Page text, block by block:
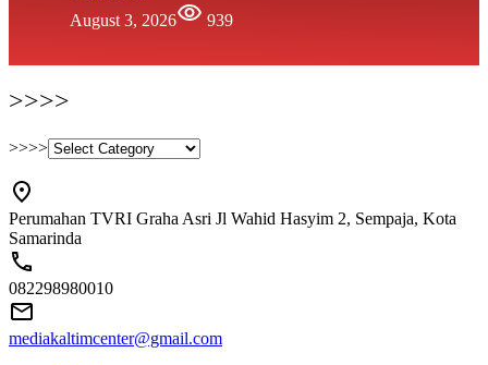
August 3, 2026
939
>>>>
>>>>
Perumahan TVRI Graha Asri Jl Wahid Hasyim 2, Sempaja, Kota
Samarinda
082298980010
mediakaltimcenter@gmail.com